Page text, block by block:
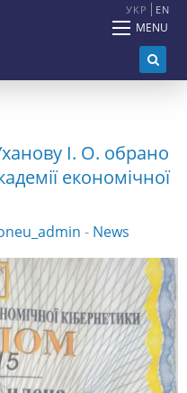
УКР EN
MENU
І. О. обрано
економічної
- News